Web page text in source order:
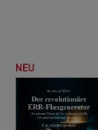
NEU